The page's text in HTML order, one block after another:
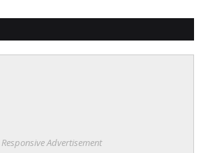
Responsive Advertisement